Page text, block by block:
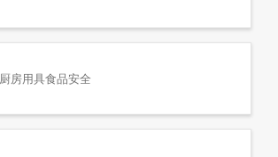
厨房用具食品安全